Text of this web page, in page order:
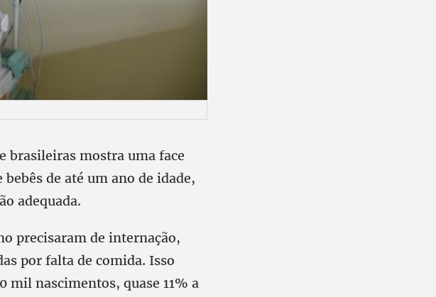
brasileiras mostra uma face
de até um ano de idade,
adequada.
precisaram de internação,
por falta de comida. Isso
mil nascimentos, quase 11% a